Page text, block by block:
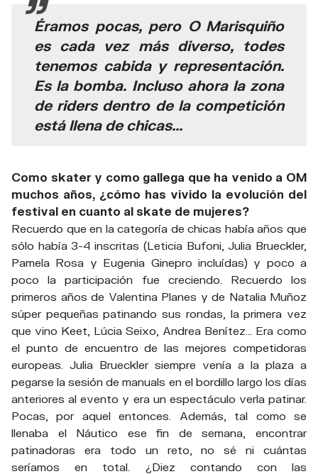
Éramos pocas, pero O Marisquiño
es cada vez más diverso, todes
tenemos cabida y representación.
Es la bomba. Incluso ahora la zona
de riders dentro de la competición
está llena de chicas...
Como skater y como gallega que ha venido a OM
muchos años, ¿cómo has vivido la evolución del
festival en cuanto al skate de mujeres?
Recuerdo que en la categoría de chicas había años que
sólo había 3-4 inscritas (Leticia Bufoni, Julia Brueckler,
Pamela Rosa y Eugenia Ginepro incluídas) y poco a
poco la participación fue creciendo. Recuerdo los
primeros años de Valentina Planes y de Natalia Muñoz
súper pequeñas patinando sus rondas, la primera vez
que vino Keet, Lúcia Seixo, Andrea Benítez… Era como
el punto de encuentro de las mejores competidoras
europeas. Julia Brueckler siempre venía a la plaza a
pegarse la sesión de manuals en el bordillo largo los días
anteriores al evento y era un espectáculo verla patinar.
Pocas, por aquel entonces. Además, tal como se
llenaba el Náutico ese fin de semana, encontrar
patinadoras era todo un reto, no sé ni cuántas
seríamos en total. ¿Diez contando con las